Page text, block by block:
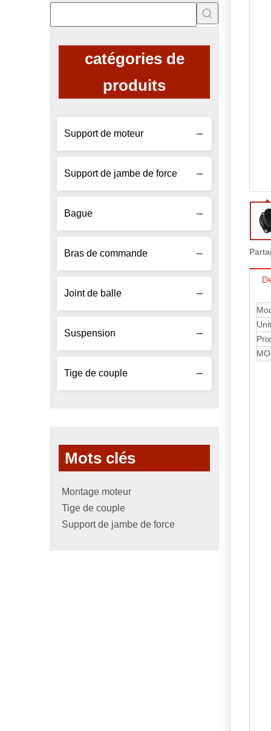
catégories de
produits
Support de moteur
Support de jambe de force
Bague
Bras de commande
Joint de balle
Suspension
Tige de couple
Mots clés
Montage moteur
Tige de couple
Support de jambe de force